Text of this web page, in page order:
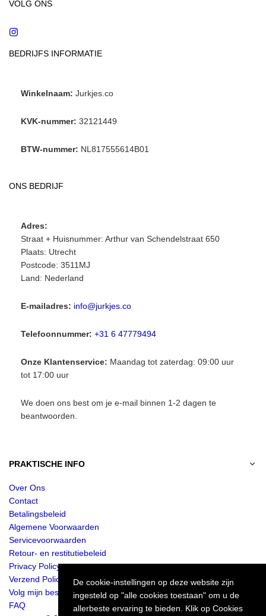
VOLG ONS
BEDRIJFS INFORMATIE
Winkelnaam: Jurkjes.co
KVK-nummer: 32121449
BTW-nummer: NL817555614B01
ONS BEDRIJF
Adres:
Straat + Huisnummer: Arthur van Schendelstraat 650
Plaats: Utrecht
Postcode: 3511MJ
Land: Nederland
E-mailadres: info@jurkjes.co
Telefoonnummer: +31 6 47779494
Onze Klantenservice: Maandag tot zaterdag: 09:00 uur
tot 17:00 uur
We doen ons best om je e-mail binnen 1-2 dagen te
beantwoorden.
PRAKTISCHE INFO
Over Ons
Contact
Betalingsbeleid
Algemene Voorwaarden
Servicevoorwaarden
Retour- en restitutiebeleid
Privacy Policy
Verzend Policy
Volg mijn bestelling
FAQ
De cookie-instellingen op deze website zijn
ingesteld op "alle cookies toestaan" om u de
allerbeste ervaring te bieden. Klik op Cookies